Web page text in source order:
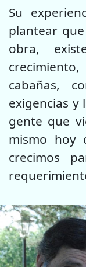
Su
plantear
obra,
cabañas,
exigencias y
gente que
mismo hoy
crecimos